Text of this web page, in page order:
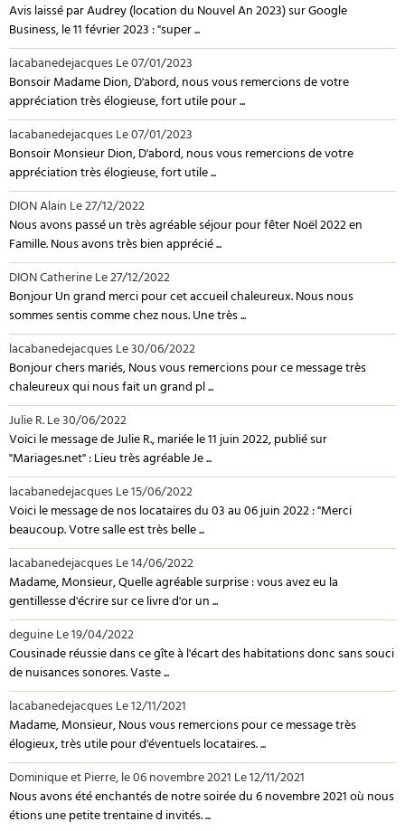
Avis laissé par Audrey (location du Nouvel An 2023) sur Google
Business, le 11 février 2023 : "super ...
lacabanedejacquesLe 07/01/2023
Bonsoir Madame Dion, D'abord, nous vous remercions de votre
appréciation très élogieuse, fort utile pour ...
lacabanedejacquesLe 07/01/2023
Bonsoir Monsieur Dion, D'abord, nous vous remercions de votre
appréciation très élogieuse, fort utile ...
DION AlainLe 27/12/2022
Nous avons passé un très agréable séjour pour fêter Noël 2022 en
Famille. Nous avons très bien apprécié ...
DION CatherineLe 27/12/2022
Bonjour Un grand merci pour cet accueil chaleureux. Nous nous
sommes sentis comme chez nous. Une très ...
lacabanedejacquesLe 30/06/2022
Bonjour chers mariés, Nous vous remercions pour ce message très
chaleureux qui nous fait un grand pl ...
Julie R.Le 30/06/2022
Voici le message de Julie R., mariée le 11 juin 2022, publié sur
"Mariages.net" : Lieu très agréable Je ...
lacabanedejacquesLe 15/06/2022
Voici le message de nos locataires du 03 au 06 juin 2022 : "Merci
beaucoup. Votre salle est très belle ...
lacabanedejacquesLe 14/06/2022
Madame, Monsieur, Quelle agréable surprise : vous avez eu la
gentillesse d'écrire sur ce livre d'or un ...
deguineLe 19/04/2022
Cousinade réussie dans ce gîte à l'écart des habitations donc sans souci
de nuisances sonores. Vaste ...
lacabanedejacquesLe 12/11/2021
Madame, Monsieur, Nous vous remercions pour ce message très
élogieux, très utile pour d'éventuels locataires. ...
Dominique et Pierre, le 06 novembre 2021Le 12/11/2021
Nous avons été enchantés de notre soirée du 6 novembre 2021 où nous
étions une petite trentaine d invités. ...